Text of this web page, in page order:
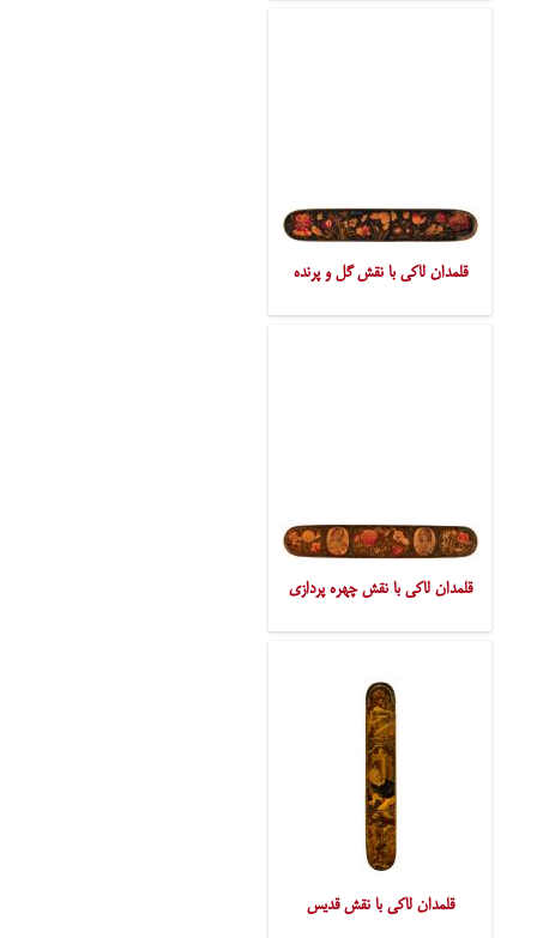
قلمدان لاکی با نقش گل و پرنده
قلمدان لاکی با نقش چهره پردازی
قلمدان لاکی با نقش قدیس